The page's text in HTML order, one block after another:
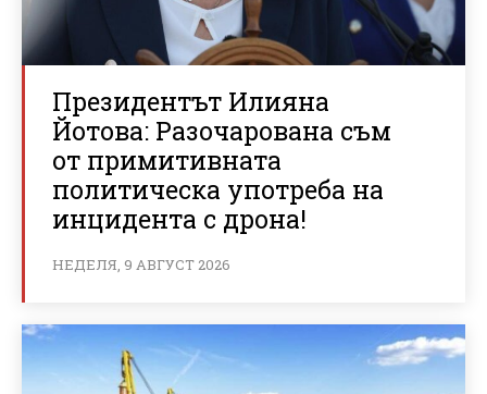
Президентът Илияна
Йотова: Разочарована съм
от примитивната
политическа употреба на
инцидента с дрона!
НЕДЕЛЯ, 9 АВГУСТ 2026